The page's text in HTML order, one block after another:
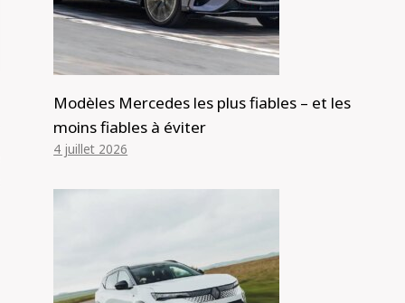
Modèles Mercedes les plus fiables – et les
moins fiables à éviter
4 juillet 2026